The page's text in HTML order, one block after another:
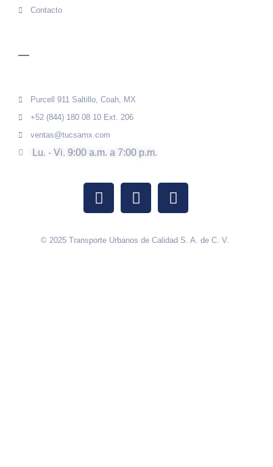
Contacto
Purcell 911 Saltillo, Coah, MX
+52 (844) 180 08 10 Ext. 206
ventas@tucsamx.com
Lu. - Vi. 9:00 a.m. a 7:00 p.m.
© 2025 Transporte Urbanos de Calidad S. A. de C. V.